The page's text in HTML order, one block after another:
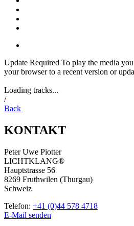
Update Required To play the media
your browser to a recent version or
Loading tracks...
/
Back
KONTAKT
Peter Uwe Piotter
LICHTKLANG®
Hauptstrasse 56
8269 Fruthwilen (Thurgau)
Schweiz
Telefon: +41 (0)44 578 4718
E-Mail senden